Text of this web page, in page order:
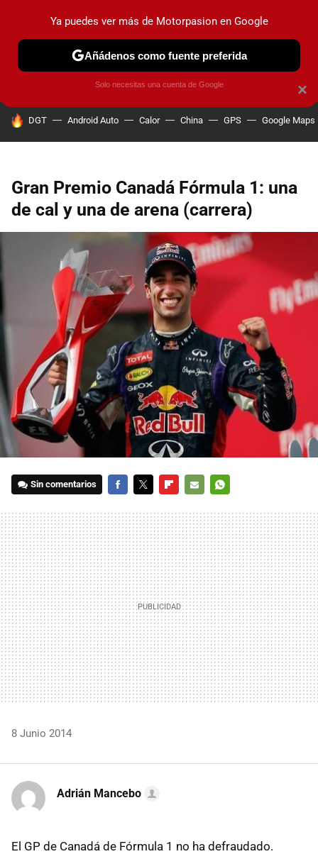
PRUEBAS COCHES ELÉCTRICOS OBSERVATORIO
HOY SE HABLA DE
DGT Android Auto Calor China GPS Google Maps
Gran Premio Canadá Fórmula 1: una
de cal y una de arena (carrera)
Sin comentarios
MAIL
8 Junio 2014
Adrián Mancebo
El GP de Canadá de Fórmula 1 no ha defraudado.
×
Ya puedes ver más de Motorpasion en Google
Añádenos como fuente preferida
Solo necesitas una cuenta de Google